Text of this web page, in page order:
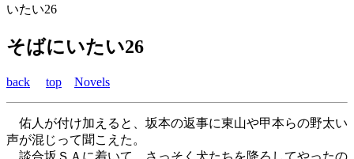
いたい26
そばにいたい26
back top Novels
佑人が付け加えると、坂本の返事に東山や甲本らの野太い
声が混じって聞こえた。
談合坂ＳＡに着いて、さっそく犬たちを降ろしてやったの